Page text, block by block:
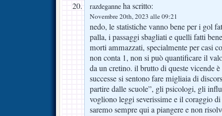
razdeganne ha scritto:
Novembre 20th, 2023 alle 09:21
nedo, le statistiche vanno bene per i gol
palla, i passaggi sbagliati e quelli fatti
morti ammazzati, specialmente per casi
non conta 1, non si può quantificare il
da un cretino. il brutto di queste vicende
successe si sentono fare migliaia di
partire dalle scuole”, gli psicologi, gli
vogliono leggi severissime e il coraggio
saremo sempre qui a piangere e non